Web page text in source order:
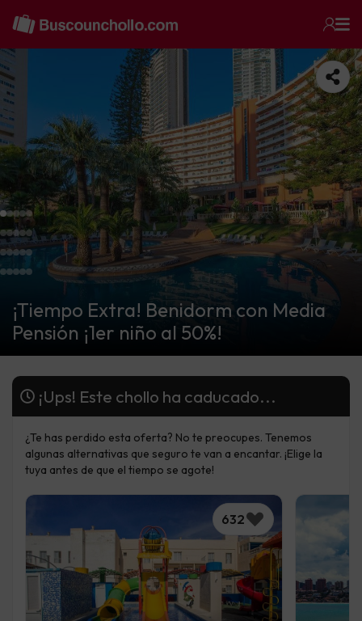
¡Tiempo Extra! Benidorm con Media
Pensión ¡1er niño al 50%!
¡Ups! Este chollo ha caducado...
¿Te has perdido esta oferta? No te preocupes. Tenemos
algunas alternativas que seguro te van a encantar. ¡Elige la
tuya antes de que el tiempo se agote!
632